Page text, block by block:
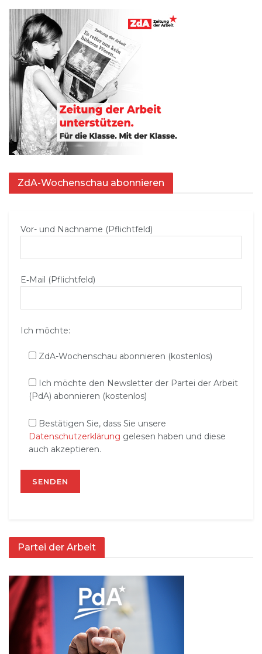
ZdA-Wochenschau abonnieren
Vor- und Nachname (Pflichtfeld)
E‑Mail (Pflichtfeld)
Ich möchte:
ZdA-Wochenschau abonnieren (kostenlos)
Ich möchte den Newsletter der Partei der Arbeit
(PdA) abonnieren (kostenlos)
Bestätigen Sie, dass Sie unsere
Datenschutzerklärung gelesen haben und diese
auch akzeptieren.
Partei der Arbeit